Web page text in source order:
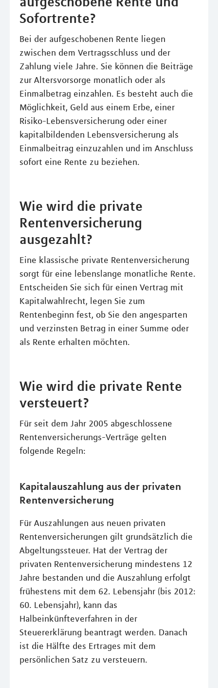
Sofortrente?
Bei der aufgeschobenen Rente liegen
zwischen dem Vertragsschluss und der
Zahlung viele Jahre. Sie können die Beiträge
zur Altersvorsorge monatlich oder als
Einmalbetrag einzahlen. Es besteht auch die
Möglichkeit, Geld aus einem Erbe, einer
Risiko-Lebensversicherung oder einer
kapitalbildenden Lebensversicherung als
Einmalbeitrag einzuzahlen und im Anschluss
sofort eine Rente zu beziehen.
Wie wird die private
Rentenversicherung
ausgezahlt?
Eine klassische private Rentenversicherung
sorgt für eine lebenslange monatliche Rente.
Entscheiden Sie sich für einen Vertrag mit
Kapitalwahlrecht, legen Sie zum
Rentenbeginn fest, ob Sie den angesparten
und verzinsten Betrag in einer Summe oder
als Rente erhalten möchten.
Wie wird die private Rente
versteuert?
Für seit dem Jahr 2005 abgeschlossene
Rentenversicherungs-Verträge gelten
folgende Regeln:
Kapitalauszahlung aus der privaten
Rentenversicherung
Für Auszahlungen aus neuen privaten
Rentenversicherungen gilt grundsätzlich die
Abgeltungssteuer. Hat der Vertrag der
privaten Rentenversicherung mindestens 12
Jahre bestanden und die Auszahlung erfolgt
frühestens mit dem 62. Lebensjahr (bis 2012:
60. Lebensjahr), kann das
Halbeinkünfteverfahren in der
Steuererklärung beantragt werden. Danach
ist die Hälfte des Ertrages mit dem
persönlichen Satz zu versteuern.